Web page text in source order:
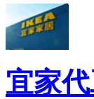
宜家